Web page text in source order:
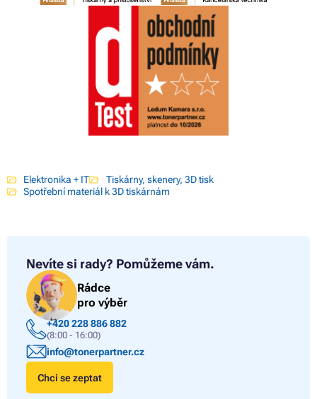
Elektronika + IT
Tiskárny, skenery, 3D tisk
Spotřební materiál k 3D tiskárnám
Nevíte si rady? Pomůžeme vám.
Rádce
pro výběr
+420 228 886 882
(8:00 - 16:00)
info@tonerpartner.cz
Chci se zeptat